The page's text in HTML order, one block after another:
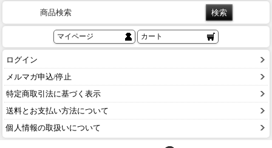
商品検索
マイページ カート
ログイン
メルマガ申込/停止
特定商取引法に基づく表示
送料とお支払い方法について
個人情報の取扱いについて